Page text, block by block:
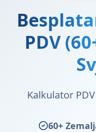
PDV
Kalkulator
60+